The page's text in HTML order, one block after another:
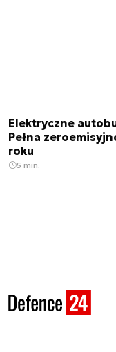
Elektryczne
Pełna
roku
5 min.